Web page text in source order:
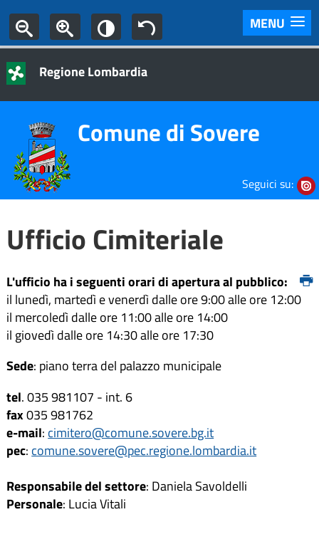
MENU
Regione Lombardia
Comune di Sovere
Seguici su:
Ufficio Cimiteriale
L'ufficio ha i seguenti orari di apertura al pubblico:
il lunedì, martedì e venerdì dalle ore 9:00 alle ore 12:00
il mercoledì dalle ore 11:00 alle ore 14:00
il giovedì dalle ore 14:30 alle ore 17:30
Sede: piano terra del palazzo municipale
tel. 035 981107 - int. 6
fax035 981762
e-mail: cimitero@comune.sovere.bg.it
pec: comune.sovere@pec.regione.lombardia.it
Responsabile del settore: Daniela Savoldelli
Personale: Lucia Vitali